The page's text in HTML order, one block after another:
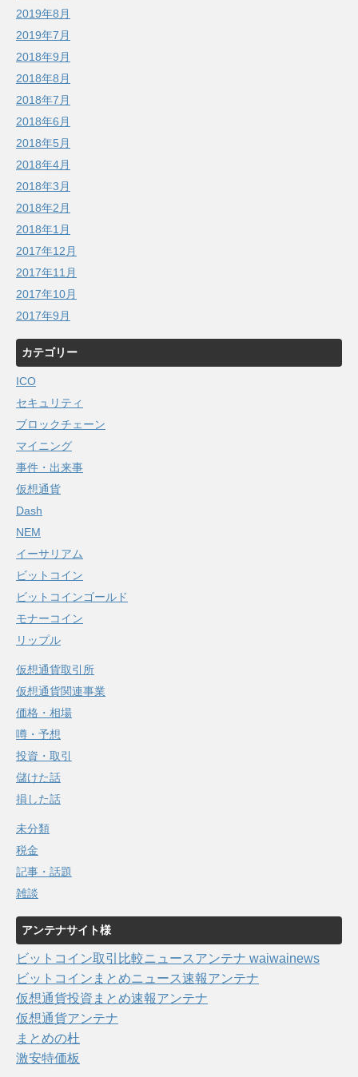
2019年8月
2019年7月
2018年9月
2018年8月
2018年7月
2018年6月
2018年5月
2018年4月
2018年3月
2018年2月
2018年1月
2017年12月
2017年11月
2017年10月
2017年9月
カテゴリー
ICO
セキュリティ
ブロックチェーン
マイニング
事件・出来事
仮想通貨
Dash
NEM
イーサリアム
ビットコイン
ビットコインゴールド
モナーコイン
リップル
仮想通貨取引所
仮想通貨関連事業
価格・相場
噂・予想
投資・取引
儲けた話
損した話
未分類
税金
記事・話題
雑談
アンテナサイト様
ビットコイン取引比較ニュースアンテナ waiwainews
ビットコインまとめニュース速報アンテナ
仮想通貨投資まとめ速報アンテナ
仮想通貨アンテナ
まとめの杜
激安特価板